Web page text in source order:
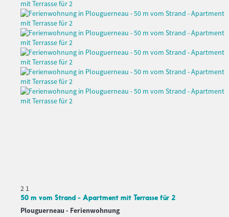
2 1
50 m vom Strand - Apartment mit Terrasse für 2
Plouguerneau - Ferienwohnung